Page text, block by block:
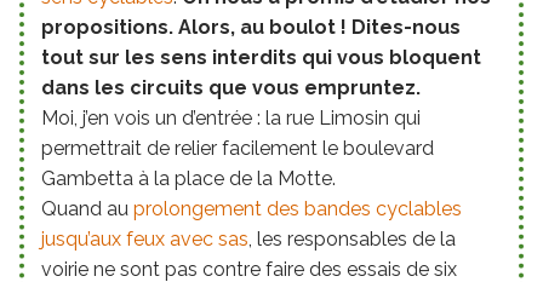
propositions. Alors, au boulot ! Dites-nous
tout sur les sens interdits qui vous bloquent
dans les circuits que vous empruntez.
Moi, j’en vois un d’entrée : la rue Limosin qui
permettrait de relier facilement le boulevard
Gambetta à la place de la Motte.
Quand au prolongement des bandes cyclables
jusqu’aux feux avec sas , les responsables de la
voirie ne sont pas contre faire des essais de six